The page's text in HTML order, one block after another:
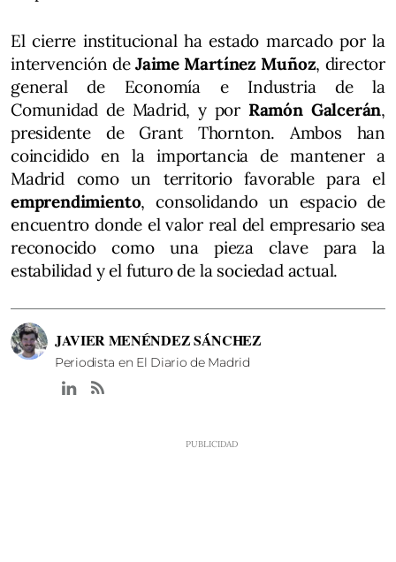
El cierre institucional ha estado marcado por la
intervención deJaime Martínez Muñoz, director
general de Economía e Industria de la
Comunidad de Madrid, y por Ramón Galcerán,
presidente de Grant Thornton. Ambos han
coincidido en la importancia de mantener a
Madrid como un territorio favorable para el
emprendimiento, consolidando un espacio de
encuentro donde el valor real del empresario sea
reconocido como una pieza clave para la
estabilidad y el futuro de la sociedad actual.
JAVIER MENÉNDEZ SÁNCHEZ
Periodista en El Diario de Madrid